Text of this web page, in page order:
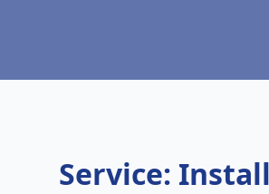
Service: